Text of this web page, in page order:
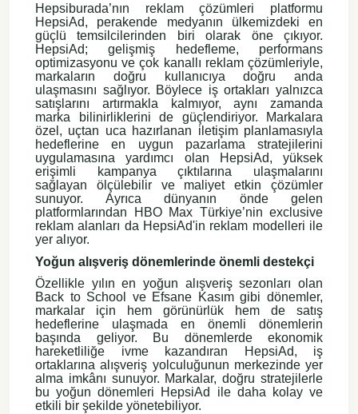
Hepsiburada’nın reklam çözümleri platformu
HepsiAd, perakende medyanın ülkemizdeki en
güçlü temsilcilerinden biri olarak öne çıkıyor.
HepsiAd; gelişmiş hedefleme, performans
optimizasyonu ve çok kanallı reklam çözümleriyle,
markaların doğru kullanıcıya doğru anda
ulaşmasını sağlıyor. Böylece iş ortakları yalnızca
satışlarını artırmakla kalmıyor, aynı zamanda
marka bilinirliklerini de güçlendiriyor. Markalara
özel, uçtan uca hazırlanan iletişim planlamasıyla
hedeflerine en uygun pazarlama stratejilerini
uygulamasına yardımcı olan HepsiAd, yüksek
erişimli kampanya çıktılarına ulaşmalarını
sağlayan ölçülebilir ve maliyet etkin çözümler
sunuyor. Ayrıca dünyanın önde gelen
platformlarından HBO Max Türkiye’nin exclusive
reklam alanları da HepsiAd'in reklam modelleri ile
yer alıyor.
Yoğun alışveriş dönemlerinde önemli destekçi
Özellikle yılın en yoğun alışveriş sezonları olan
Back to School ve Efsane Kasım gibi dönemler,
markalar için hem görünürlük hem de satış
hedeflerine ulaşmada en önemli dönemlerin
başında geliyor. Bu dönemlerde ekonomik
hareketliliğe ivme kazandıran HepsiAd, iş
ortaklarına alışveriş yolculuğunun merkezinde yer
alma imkânı sunuyor. Markalar, doğru stratejilerle
bu yoğun dönemleri HepsiAd ile daha kolay ve
etkili bir şekilde yönetebiliyor.